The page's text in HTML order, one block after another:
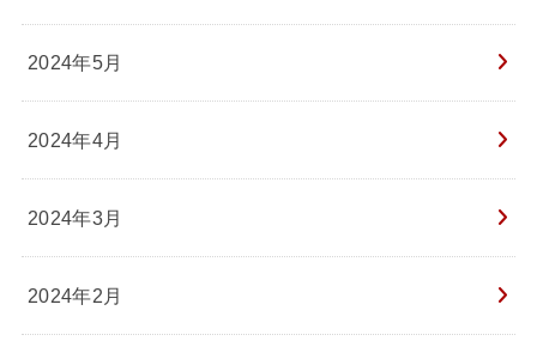
2024年5月
2024年4月
2024年3月
2024年2月